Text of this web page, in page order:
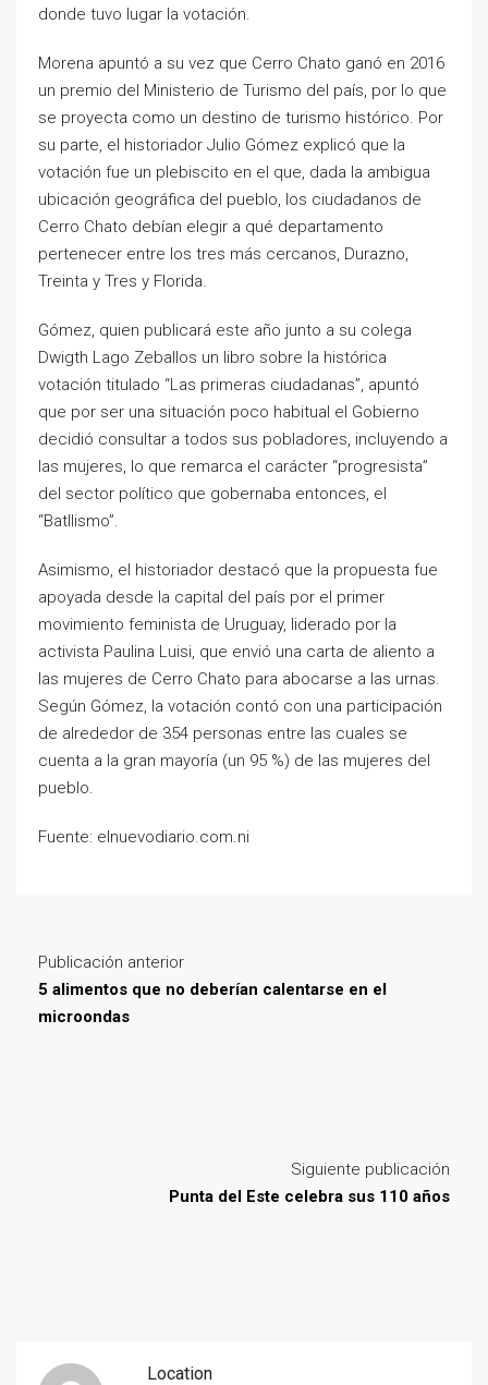
donde tuvo lugar la votación.
Morena apuntó a su vez que Cerro Chato ganó en 2016
un premio del Ministerio de Turismo del país, por lo que
se proyecta como un destino de turismo histórico. Por
su parte, el historiador Julio Gómez explicó que la
votación fue un plebiscito en el que, dada la ambigua
ubicación geográfica del pueblo, los ciudadanos de
Cerro Chato debían elegir a qué departamento
pertenecer entre los tres más cercanos, Durazno,
Treinta y Tres y Florida.
Gómez, quien publicará este año junto a su colega
Dwigth Lago Zeballos un libro sobre la histórica
votación titulado “Las primeras ciudadanas”, apuntó
que por ser una situación poco habitual el Gobierno
decidió consultar a todos sus pobladores, incluyendo a
las mujeres, lo que remarca el carácter “progresista”
del sector político que gobernaba entonces, el
“Batllismo”.
Asimismo, el historiador destacó que la propuesta fue
apoyada desde la capital del país por el primer
movimiento feminista de Uruguay, liderado por la
activista Paulina Luisi, que envió una carta de aliento a
las mujeres de Cerro Chato para abocarse a las urnas.
Según Gómez, la votación contó con una participación
de alrededor de 354 personas entre las cuales se
cuenta a la gran mayoría (un 95 %) de las mujeres del
pueblo.
Fuente: elnuevodiario.com.ni
Publicación anterior
5 alimentos que no deberían calentarse en el
microondas
Siguiente publicación
Punta del Este celebra sus 110 años
Location